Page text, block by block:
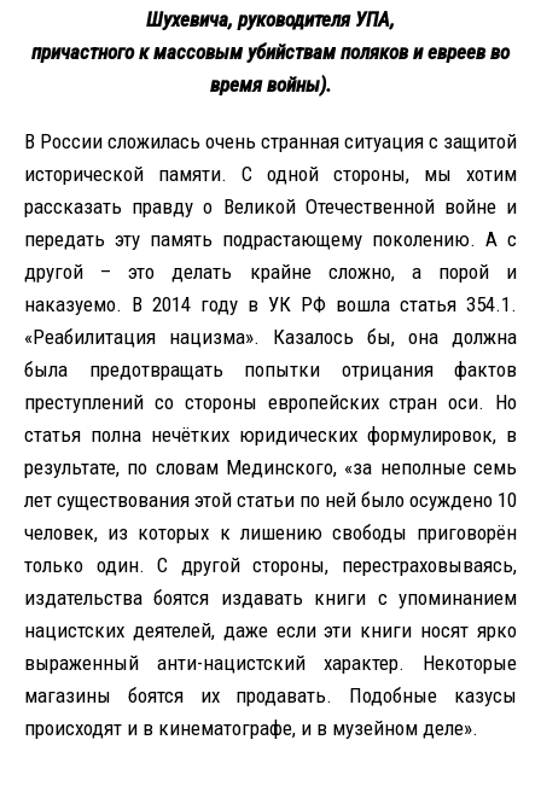
Шухевича, руководителя УПА,
причастного к массовым убийствам поляков и евреев во
время войны).
В России сложилась очень странная ситуация с защитой
исторической памяти. С одной стороны, мы хотим
рассказать правду о Великой Отечественной войне и
передать эту память подрастающему поколению. А с
другой – это делать крайне сложно, а порой и
наказуемо. В 2014 году в УК РФ вошла статья 354.1.
«Реабилитация нацизма». Казалось бы, она должна
была предотвращать попытки отрицания фактов
преступлений со стороны европейских стран оси. Но
статья полна нечётких юридических формулировок, в
результате, по словам Мединского, «за неполные семь
лет существования этой статьи по ней было осуждено 10
человек, из которых к лишению свободы приговорён
только один. С другой стороны, перестраховываясь,
издательства боятся издавать книги с упоминанием
нацистских деятелей, даже если эти книги носят ярко
выраженный анти-нацистский характер. Некоторые
магазины боятся их продавать. Подобные казусы
происходят и в кинематографе, и в музейном деле».